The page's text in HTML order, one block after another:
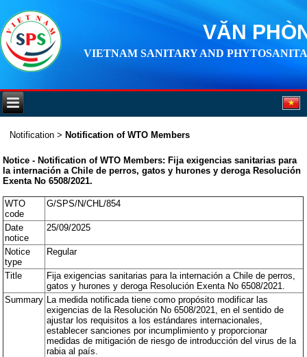
VĂN
VIETNAM SANITARY AND
Notification > Notification of WTO Members
Notice - Notification of WTO Members: Fija exigencias sanitarias para
la internación a Chile de perros, gatos y hurones y deroga Resolución
Exenta No 6508/2021.
WTO
code
G/SPS/N/CHL/854
Date
notice
25/09/2025
Notice
type
Regular
Title
Fija exigencias sanitarias para la internación a Chile de perros,
gatos y hurones y deroga Resolución Exenta No 6508/2021.
Summary
La medida notificada tiene como propósito modificar las
exigencias de la Resolución No 6508/2021, en el sentido de
ajustar los requisitos a los estándares internacionales,
establecer sanciones por incumplimiento y proporcionar
medidas de mitigación de riesgo de introducción del virus de la
rabia al país.